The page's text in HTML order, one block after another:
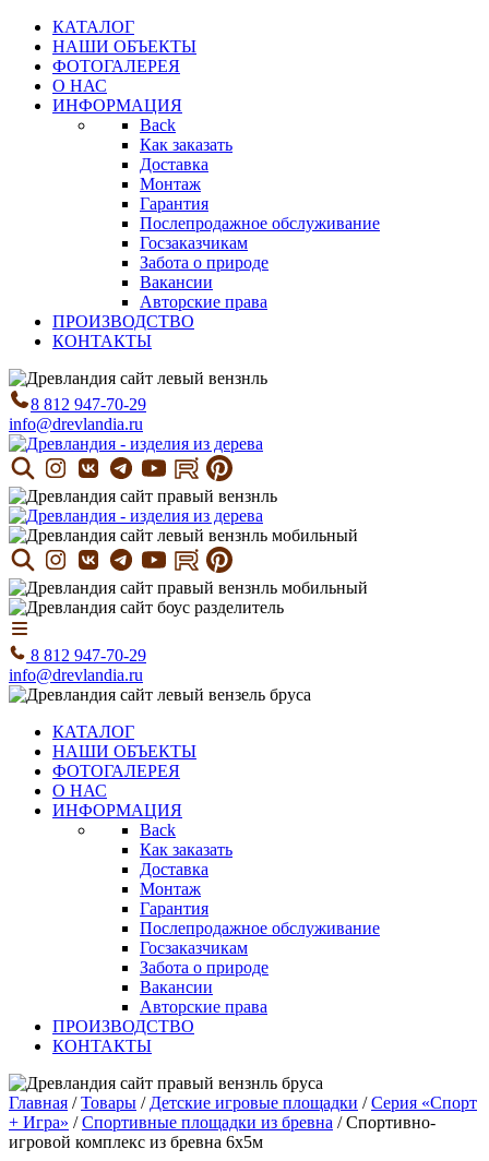
КАТАЛОГ
НАШИ ОБЪЕКТЫ
ФОТОГАЛЕРЕЯ
О НАС
ИНФОРМАЦИЯ
Back
Как заказать
Доставка
Монтаж
Гарантия
Послепродажное обслуживание
Госзаказчикам
Забота о природе
Вакансии
Авторские права
ПРОИЗВОДСТВО
КОНТАКТЫ
8 812 947-70-29
info@drevlandia.ru
8 812 947-70-29
info@drevlandia.ru
КАТАЛОГ
НАШИ ОБЪЕКТЫ
ФОТОГАЛЕРЕЯ
О НАС
ИНФОРМАЦИЯ
Back
Как заказать
Доставка
Монтаж
Гарантия
Послепродажное обслуживание
Госзаказчикам
Забота о природе
Вакансии
Авторские права
ПРОИЗВОДСТВО
КОНТАКТЫ
Главная /Товары / Детские игровые площадки /Серия «Спорт
+ Игра» /Спортивные площадки из бревна /Спортивно-
игровой комплекс из бревна 6х5м